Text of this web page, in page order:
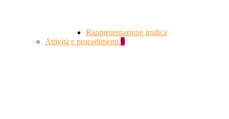
Rappresentazione grafica
Attività e procedimenti 9